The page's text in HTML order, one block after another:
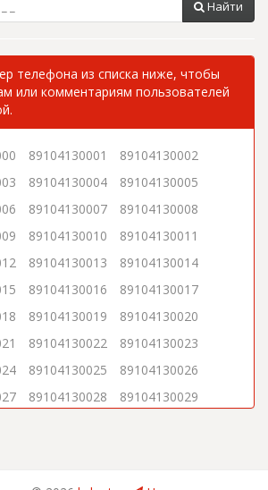
Найти
телефона из списка ниже, чтобы
или комментариям пользователей
89104130001
89104130002
89104130004
89104130005
89104130007
89104130008
89104130010
89104130011
89104130013
89104130014
89104130016
89104130017
89104130019
89104130020
89104130022
89104130023
89104130025
89104130026
89104130028
89104130029